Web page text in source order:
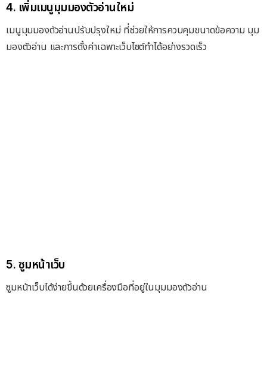
4. เพิ่มเมนูมุมมองตัวอ่านใหม่
เมนูมุมมองตัวอ่านปรับปรุงใหม่ ที่ช่วยให้การควบคุมขนาดข้อความ มุม
มองตัวอ่าน และการตั้งค่าเฉพาะเว็บไซต์ทำได้อย่างรวดเร็ว
5. ซูมหน้าเว็บ
ซูมหน้าเว็บได้ง่ายขึ้นด้วยเครื่องมือที่อยู่ในมุมมองตัวอ่าน